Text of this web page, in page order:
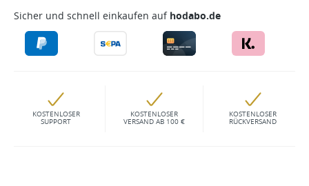
Sicher und schnell einkaufen auf hodabo.de
KOSTENLOSER
SUPPORT
KOSTENLOSER
VERSAND AB 100 €
KOSTENLOSER
RÜCKVERSAND